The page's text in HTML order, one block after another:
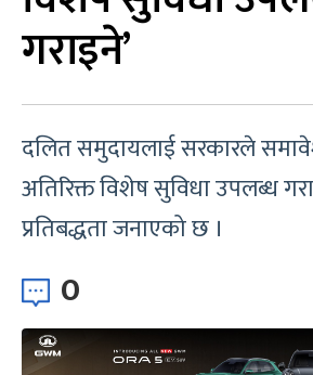
गराइने’
दलित समुदायलाई सरकारले
अतिरिक्त विशेष सुविधा उपलब्ध
प्रतिबद्धता जनाएको छ ।
0